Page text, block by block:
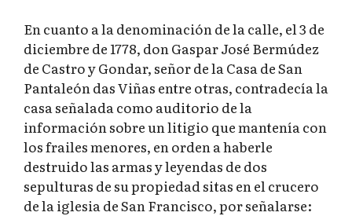
En cuanto a la denominación de la calle, el 3 de
diciembre de 1778, don Gaspar José Bermúdez
de Castro y Gondar, señor de la Casa de San
Pantaleón das Viñas entre otras, contradecía la
casa señalada como auditorio de la
información sobre un litigio que mantenía con
los frailes menores, en orden a haberle
destruido las armas y leyendas de dos
sepulturas de su propiedad sitas en el crucero
de la iglesia de San Francisco, por señalarse: